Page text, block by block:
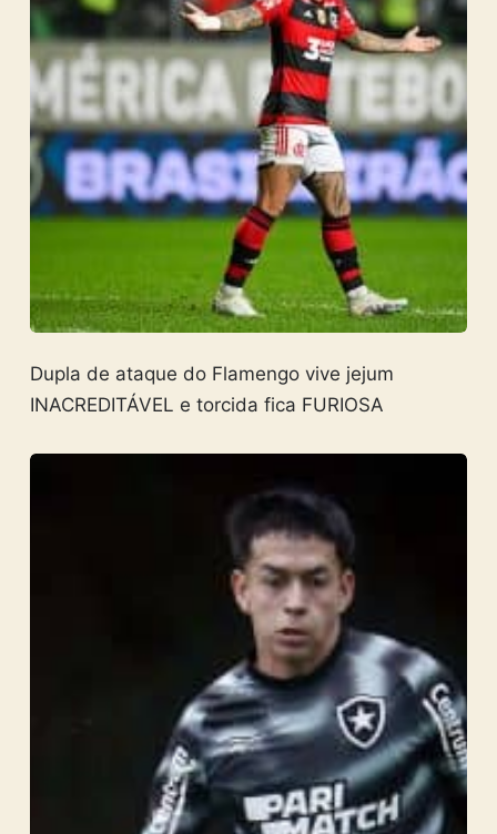
Dupla de ataque do Flamengo vive jejum
INACREDITÁVEL e torcida fica FURIOSA